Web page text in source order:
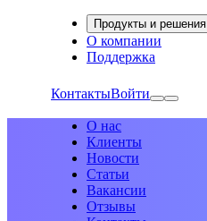
Продукты и решения
О компании
Поддержка
КонтактыВойти
О нас
Клиенты
Новости
Статьи
Вакансии
Отзывы